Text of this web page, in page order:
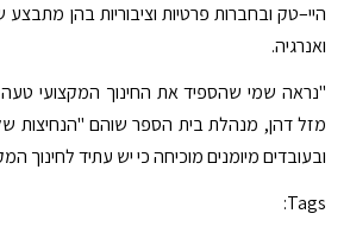
היי–טק ובחברות פרטיות וציבוריות בהן
ואנרגיה.
"נראה שמי שהספיד את החינוך המקצועי
מזל דהן, מנהלת בית הספר שוהם "הנחיצות
ובעובדים מיומנים מוכיחה כי יש עתיד לחינוך
Tags: